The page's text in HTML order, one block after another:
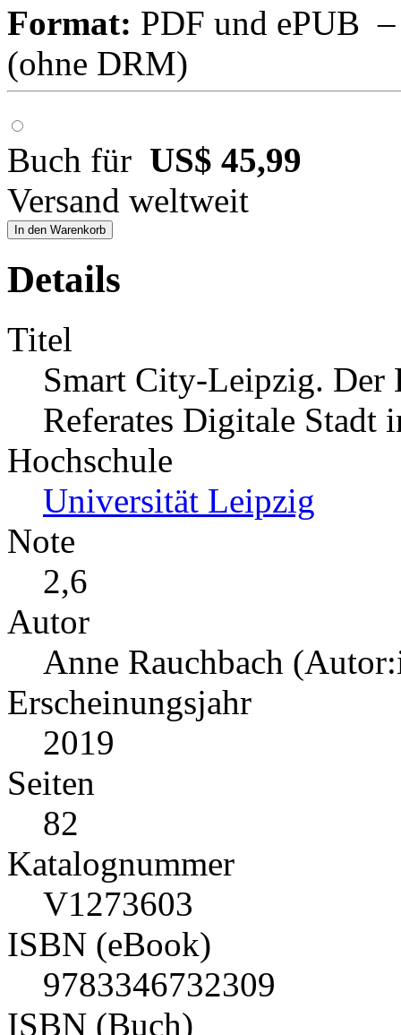
Format: PDF und ePUB
(ohne DRM)
Buch für US$ 45,99
Versand weltweit
In den Warenkorb
Details
Titel
Smart City-Leipzig. Der
Referates Digitale Stadt
Hochschule
Universität Leipzig
Note
2,6
Autor
Anne Rauchbach
Erscheinungsjahr
2019
Seiten
82
Katalognummer
V1273603
ISBN (eBook)
9783346732309
ISBN (Buch)